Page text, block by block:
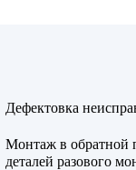
Дефектовка
Монтаж в обратной
деталей разового